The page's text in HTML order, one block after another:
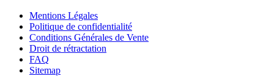
Mentions Légales
Politique de confidentialité
Conditions Générales de Vente
Droit de rétractation
FAQ
Sitemap